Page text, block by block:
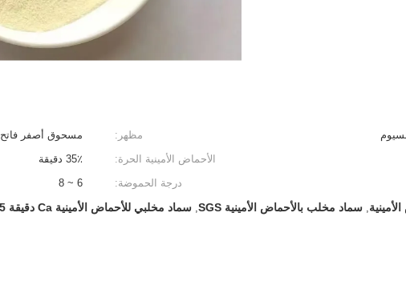
مظهر:
مسحوق أصفر فاتح
الأحماض الأمينية الحرة:
35٪ دقيقة
درجة الحموضة:
6 ~ 8
, سماد مخلب بالأحماض الأمينية SGS , سماد مخلبي للأحماض الأمينية Ca دقيقة 15٪